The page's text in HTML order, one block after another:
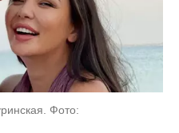
Фото: